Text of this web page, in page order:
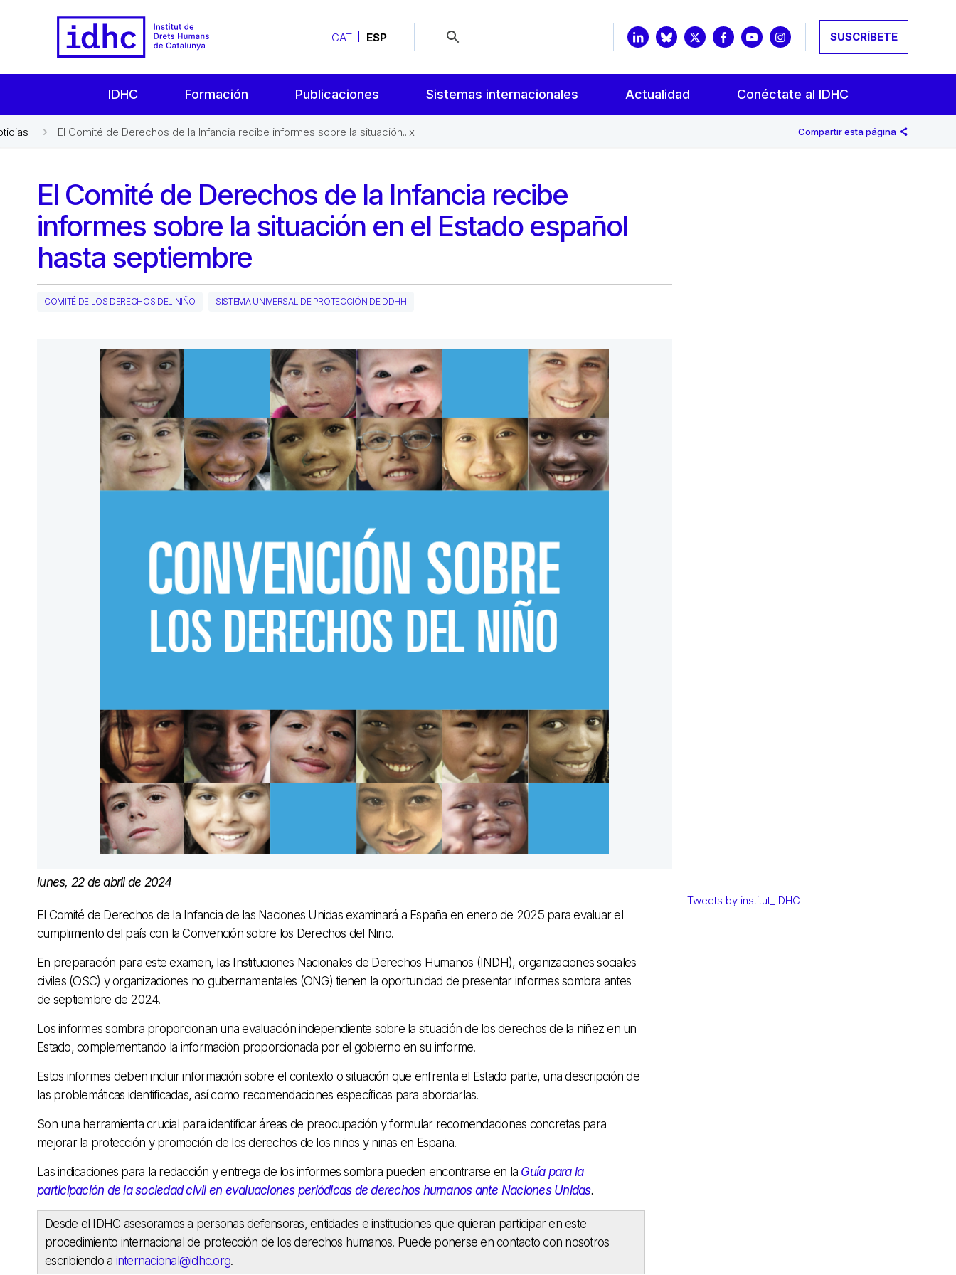
CAT ESP SUSCRÍBETE
IDHC Formación Publicaciones Sistemas internacionales Actualidad Conéctate al IDHC
El Comité de Derechos de la Infancia recibe informes sobre la situación...x Compartir esta página
El Comité de Derechos de la Infancia recibe
informes sobre la situación en el Estado español
hasta septiembre
COMITÉ DE LOS DERECHOS DEL NIÑO SISTEMA UNIVERSAL DE PROTECCIÓN DE DDHH
lunes, 22 de abril de 2024
El Comité de Derechos de la Infancia de las Naciones Unidas examinará a España en enero de 2025 para evaluar el
cumplimiento del país con la Convención sobre los Derechos del Niño.
En preparación para este examen, las Instituciones Nacionales de Derechos Humanos (INDH), organizaciones sociales
civiles (OSC) y organizaciones no gubernamentales (ONG) tienen la oportunidad de presentar informes sombra antes
de septiembre de 2024.
Los informes sombra proporcionan una evaluación independiente sobre la situación de los derechos de la niñez en un
Estado, complementando la información proporcionada por el gobierno en su informe.
Estos informes deben incluir información sobre el contexto o situación que enfrenta el Estado parte, una descripción de
las problemáticas identificadas, así como recomendaciones específicas para abordarlas.
Son una herramienta crucial para identificar áreas de preocupación y formular recomendaciones concretas para
mejorar la protección y promoción de los derechos de los niños y niñas en España.
Las indicaciones para la redacción y entrega de los informes sombra pueden encontrarse en la Guía para la
participación de la sociedad civil en evaluaciones periódicas de derechos humanos ante Naciones Unidas.
Desde el IDHC asesoramos a personas defensoras, entidades e instituciones que quieran participar en este
procedimiento internacional de protección de los derechos humanos. Puede ponerse en contacto con nosotros
escribiendo a internacional@idhc.org.
Tweets by institut_IDHC